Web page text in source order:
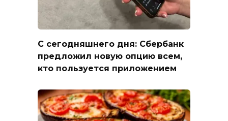
С сегодняшнего дня: Сбербанк
предложил новую опцию всем,
кто пользуется приложением